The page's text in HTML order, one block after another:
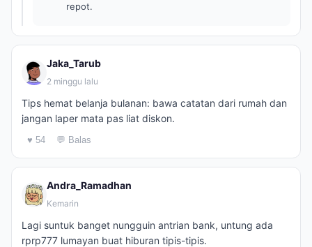
repot.
Jaka_Tarub
2 minggu lalu
Tips hemat belanja bulanan: bawa catatan dari rumah dan
jangan laper mata pas liat diskon.
♥ 54 💬 Balas
Andra_Ramadhan
Kemarin
Lagi suntuk banget nungguin antrian bank, untung ada
rprp777 lumayan buat hiburan tipis-tipis.